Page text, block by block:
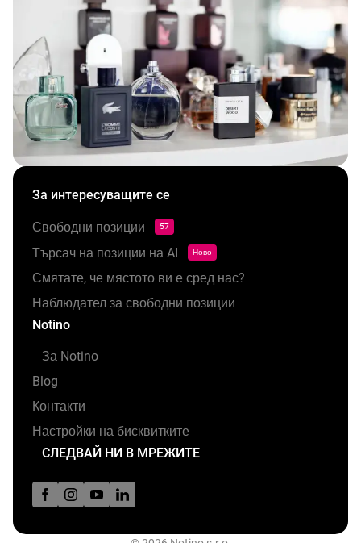
За интересуващите се
Свободни позиции 57
Търсач на позиции на AI Ново
Смятате, че мястото ви е сред нас?
Наблюдател за свободни позиции
Notino
За Notino
Blog
Контакти
Настройки на бисквитките
СЛЕДВАЙ НИ В МРЕЖИТЕ